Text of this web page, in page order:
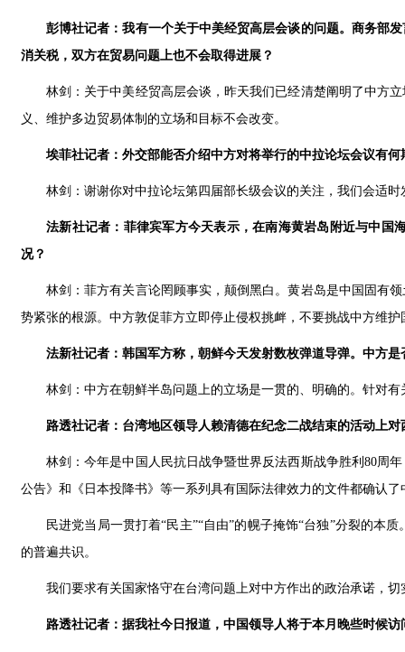
彭博社记者：我有一个关于中美经贸高层会谈的问题。商务部
消关税，双方在贸易问题上也不会取得进展？
林剑：关于中美经贸高层会谈，昨天我们已经清楚阐明了中方
义、维护多边贸易体制的立场和目标不会改变。
埃菲社记者：外交部能否介绍中方对将举行的中拉论坛会议有何
林剑：谢谢你对中拉论坛第四届部长级会议的关注，我们会适时
法新社记者：菲律宾军方今天表示，在南海黄岩岛附近与中国
况？
林剑：菲方有关言论罔顾事实，颠倒黑白。黄岩岛是中国固有
势紧张的根源。中方敦促菲方立即停止侵权挑衅，不要挑战中方维
法新社记者：韩国军方称，朝鲜今天发射数枚弹道导弹。中方
林剑：中方在朝鲜半岛问题上的立场是一贯的、明确的。针对
路透社记者：台湾地区领导人赖清德在纪念二战结束的活动上
林剑：今年是中国人民抗日战争暨世界反法西斯战争胜利80周
公告》和《日本投降书》等一系列具有国际法律效力的文件都确认
民进党当局一贯打着“民主”“自由”的幌子掩饰“台独”分裂的本
的普遍共识。
我们要求有关国家恪守在台湾问题上对中方作出的政治承诺，
路透社记者：据我社今日报道，中国领导人将于本月晚些时候